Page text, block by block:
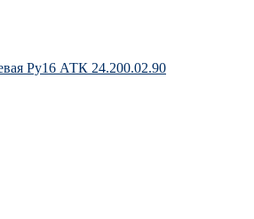
Ру16 АТК 24.200.02.90